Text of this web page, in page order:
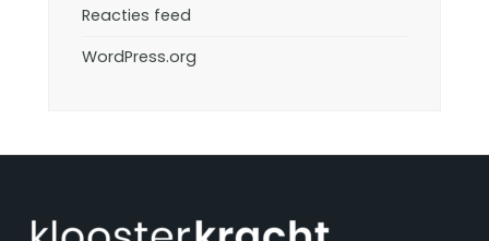
Reacties feed
WordPress.org